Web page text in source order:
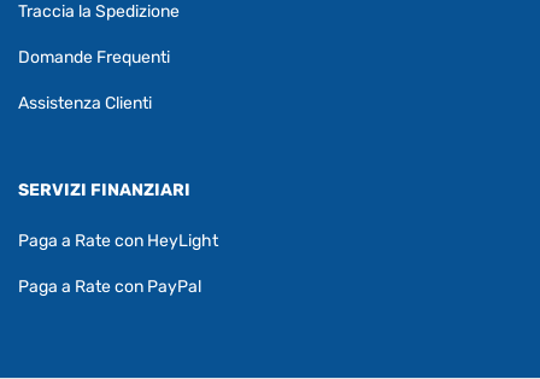
Traccia la Spedizione
Domande Frequenti
Assistenza Clienti
SERVIZI FINANZIARI
Paga a Rate con HeyLight
Paga a Rate con PayPal